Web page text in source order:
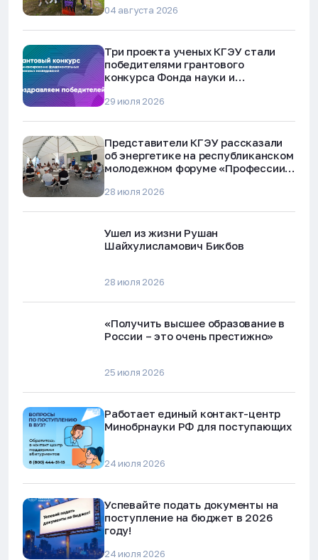
04 августа 2026
Три проекта ученых КГЭУ стали
победителями грантового
конкурса Фонда науки и
29 июля 2026
Представители КГЭУ рассказали
об энергетике на республиканском
молодежном форуме «Профессии
28 июля 2026
Ушел из жизни Рушан
Шайхулисламович Бикбов
28 июля 2026
«Получить высшее образование в
России – это очень престижно»
25 июля 2026
Работает единый контакт-центр
Минобрнауки РФ для поступающих
24 июля 2026
Успевайте подать документы на
поступление на бюджет в 2026
году!
24 июля 2026